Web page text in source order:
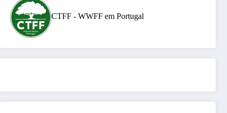
CTFF - WWFF em Portugal